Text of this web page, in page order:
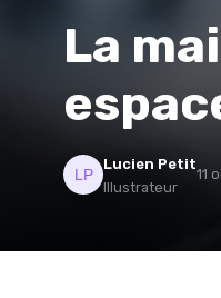
La
Lucien Petit
Illustrateur
11